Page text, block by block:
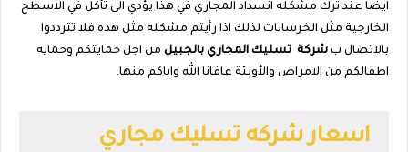
ايضا عند ترك مشكله انسداد المجاري في هذا يؤدي الى تأكل في الاسطح
الخارجية مثل الخرسانات لذلك اذا رأيتم مشكله مثل هذه فلا تترددوا
بالاتصال ب شركة تسليك المجاري بالجبيل من اجل حمايتكم وحمايه
اطفالكم من الامراض والأوبئة عافانا الله واياكم منها.
اسعار شركه تسليك مجاري